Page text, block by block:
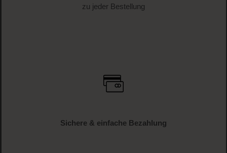
zu jeder Bestellung
Sichere & einfache Bezahlung